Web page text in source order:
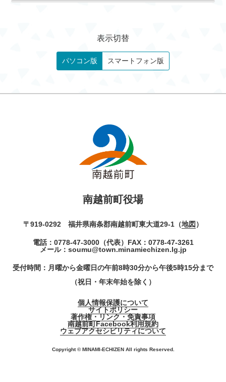
表示切替
パソコン版 スマートフォン版
南越前町役場
〒919-0292 福井県南条郡南越前町東大道29-1（地図 ）
電話： 0778-47-3000（代表） FAX：0778-47-3261
メール： soumu@town.minamiechizen.lg.jp
受付時間：月曜から金曜日の午前8時30分から午後5時15分まで
（祝日・年末年始を除く）
個人情報保護について
サイトポリシー
著作権・リンク・免責事項
南越前町Facebook利用規約
ウェブアクセシビリティについて
Copyright © MINAMI-ECHIZEN All rights Reserved.